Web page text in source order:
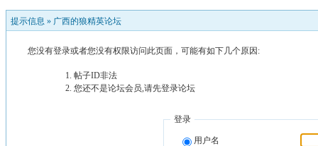
提示信息 » 广西的狼精英论坛
您没有登录或者您没有权限访问此页面，可能有如下几个原因:
帖子ID非法
您还不是论坛会员,请先登录论坛
登录
用户名